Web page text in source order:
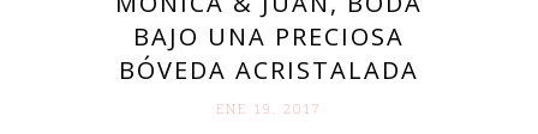
BAJO UNA PRECIOSA
BÓVEDA ACRISTALADA
ENE 19. 2017